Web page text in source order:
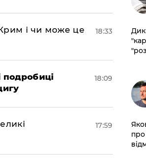
і чи може це
18:33
подробиці
18:09
17:59